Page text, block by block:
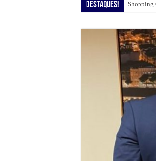
Destaques! Festa de
Shopping